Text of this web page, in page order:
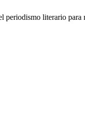
periodismo literario